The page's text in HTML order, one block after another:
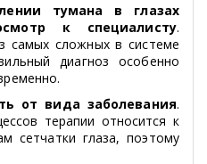
тумана в глазах
к специалисту.
самых сложных в системе
диагноз особенно
от вида заболевания.
терапии относится к
сетчатки глаза, поэтому